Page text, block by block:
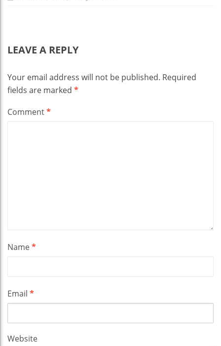
LEAVE A REPLY
Your email address will not be published. Required
fields are marked *
Comment*
Name*
Email *
Website